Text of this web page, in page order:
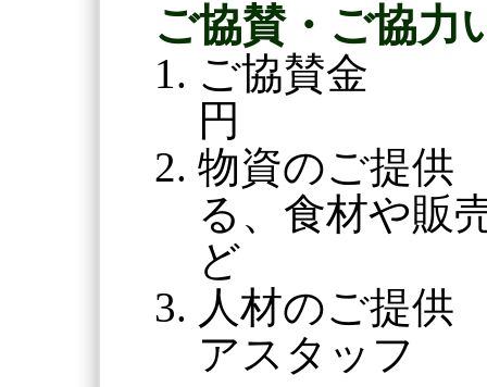
ご協賛・ご協力
ご協賛金
円
物資のご提
る、食材や販
ど
人材のご提
アスタッフ